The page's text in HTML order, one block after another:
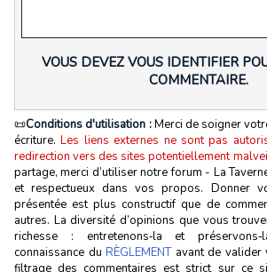
VOUS DEVEZ VOUS IDENTIFIER
COMMENTAIRE.
📜Conditions d'utilisation :Merci de soigner
écriture.Les liens externes ne sont pas
redirection vers des sites potentiellement
partage, merci d’utiliser notre forum - La
et respectueux dans vos propos. Donner
présentée est plus constructif que de
autres. La diversité d’opinions que vous
richesse : entretenons‑la et
connaissance du RÈGLEMENTavant de valider
filtrage des commentaires est strict sur ce